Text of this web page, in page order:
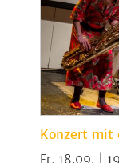
Konzert mit
Fr, 18.09. |